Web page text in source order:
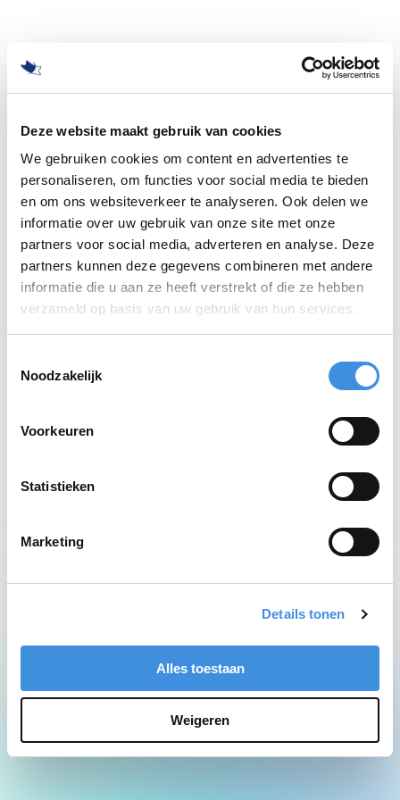
Deze website maakt gebruik van cookies
We gebruiken cookies om content en advertenties te
personaliseren, om functies voor social media te bieden
en om ons websiteverkeer te analyseren. Ook delen we
informatie over uw gebruik van onze site met onze
partners voor social media, adverteren en analyse. Deze
partners kunnen deze gegevens combineren met andere
informatie die u aan ze heeft verstrekt of die ze hebben
verzameld op basis van uw gebruik van hun services.
Noodzakelijk
Voorkeuren
Statistieken
Marketing
Details tonen
Alles toestaan
Weigeren
500